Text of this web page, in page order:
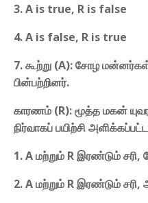
3. A is true, R is false
4. A is false, R is true
7. கூற்று (A): சோழ மன்னர்கள்
பின்பற்றினர்.
காரணம் (R): மூத்த மகன்
நிர்வாகப் பயிற்சி
1. A மற்றும் R இரண்டும் சரி,
2. A மற்றும் R இரண்டும்